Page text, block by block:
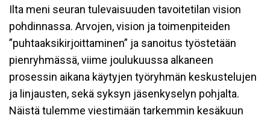
Ilta meni seuran tulevaisuuden tavoitetilan vision
pohdinnassa. Arvojen, vision ja toimenpiteiden
”puhtaaksikirjoittaminen” ja sanoitus työstetään
pienryhmässä, viime joulukuussa alkaneen
prosessin aikana käytyjen työryhmän keskustelujen
ja linjausten, sekä syksyn jäsenkyselyn pohjalta.
Näistä tulemme viestimään tarkemmin kesäkuun